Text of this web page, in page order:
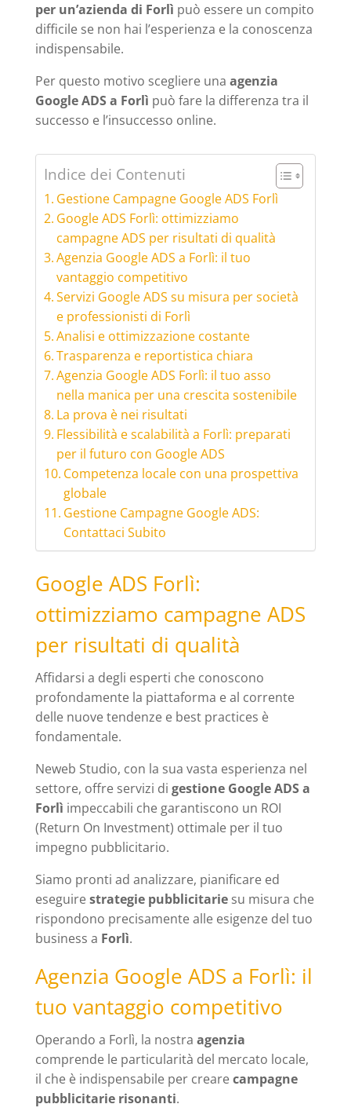
per un’azienda di Forlì può essere un compito
difficile se non hai l’esperienza e la conoscenza
indispensabile.
Per questo motivo scegliere una agenzia
Google ADS a Forlì può fare la differenza tra il
successo e l’insuccesso online.
Indice dei Contenuti
Gestione Campagne Google ADS Forlì
Google ADS Forlì: ottimizziamo
campagne ADS per risultati di qualità
Agenzia Google ADS a Forlì: il tuo
vantaggio competitivo
Servizi Google ADS su misura per società
e professionisti di Forlì
Analisi e ottimizzazione costante
Trasparenza e reportistica chiara
Agenzia Google ADS Forlì: il tuo asso
nella manica per una crescita sostenibile
La prova è nei risultati
Flessibilità e scalabilità a Forlì: preparati
per il futuro con Google ADS
Competenza locale con una prospettiva
globale
Gestione Campagne Google ADS:
Contattaci Subito
Google ADS Forlì:
ottimizziamo campagne ADS
per risultati di qualità
Affidarsi a degli esperti che conoscono
profondamente la piattaforma e al corrente
delle nuove tendenze e best practices è
fondamentale.
Neweb Studio, con la sua vasta esperienza nel
settore, offre servizi di gestione Google ADS a
Forlì impeccabili che garantiscono un ROI
(Return On Investment) ottimale per il tuo
impegno pubblicitario.
Siamo pronti ad analizzare, pianificare ed
eseguirestrategie pubblicitariesu misura che
rispondono precisamente alle esigenze del tuo
business a Forlì.
Agenzia Google ADS a Forlì: il
tuo vantaggio competitivo
Operando a Forlì, la nostra agenzia
comprende le particularità del mercato locale,
il che è indispensabile per crearecampagne
pubblicitarie risonanti.